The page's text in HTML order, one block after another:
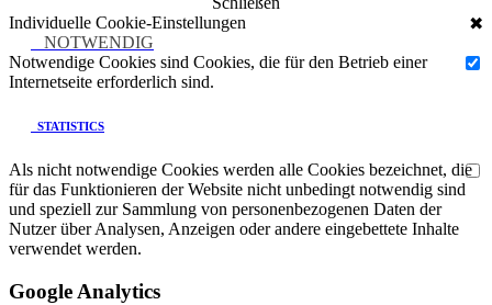
Individuelle Cookie-Einstellungen
✖
NOTWENDIG
Notwendige Cookies sind Cookies, die für den Betrieb einer
Internetseite erforderlich sind.
STATISTICS
Als nicht notwendige Cookies werden alle Cookies bezeichnet, die
für das Funktionieren der Website nicht unbedingt notwendig sind
und speziell zur Sammlung von personenbezogenen Daten der
Nutzer über Analysen, Anzeigen oder andere eingebettete Inhalte
verwendet werden.
Google Analytics